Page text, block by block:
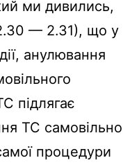
ми дивились,
— 2.31), що у
анулювання
підлягає
ТС самовільно
процедури